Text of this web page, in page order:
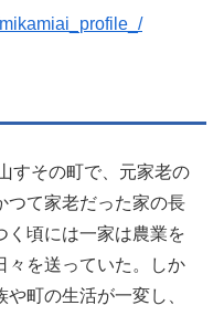
すその町で、元家老の
つて家老だった家の長
く頃には一家は農業を
々を送っていた。しか
町の生活が一変し、